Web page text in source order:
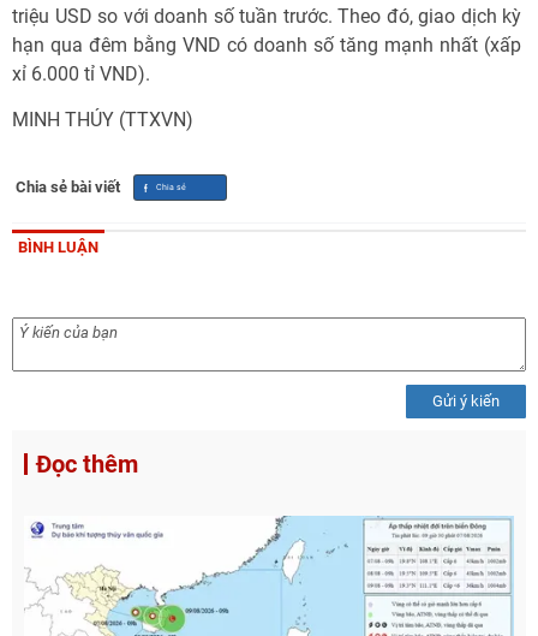
triệu USD so với doanh số tuần trước. Theo đó, giao dịch kỳ
hạn qua đêm bằng VND có doanh số tăng mạnh nhất (xấp
xỉ 6.000 tỉ VND).
MINH THÚY (TTXVN)
Chia sẻ bài viết
BÌNH LUẬN
Gửi ý kiến
Đọc thêm